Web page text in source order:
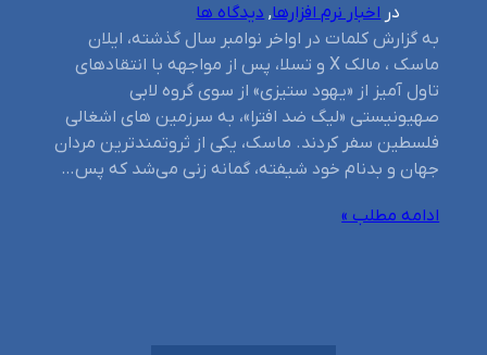
در اخبار نرم افزارها, دیدگاه ها
به گزارش کلمات در اواخر نوامبر سال گذشته، ایلان
ماسک ، مالک X و تسلا، پس از مواجهه با انتقادهای
تاول آمیز از «یهود ستیزی» از سوی گروه لابی
صهیونیستی «لیگ ضد افترا»، به سرزمین های اشغالی
فلسطین سفر کردند. ماسک، یکی از ثروتمندترین مردان
جهان و بدنام خود شیفته، گمانه زنی می‌شد که پس…
ادامه مطلب »